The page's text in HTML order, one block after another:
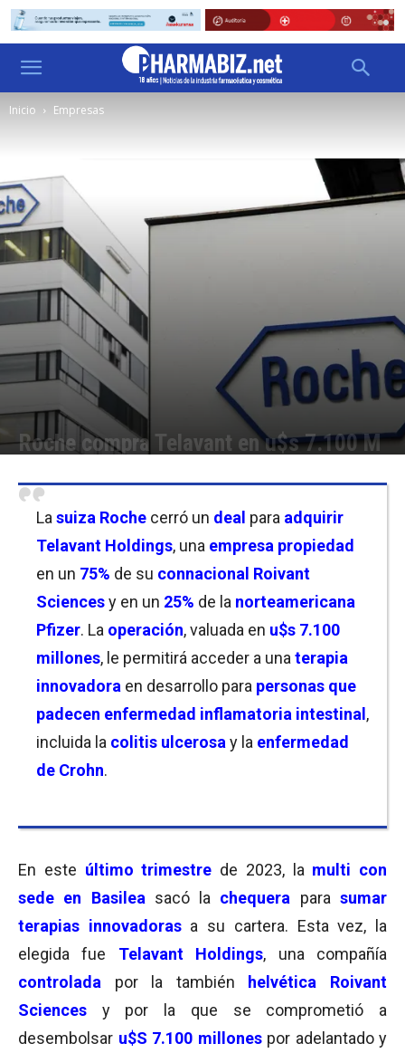
Inicio Empresas
Roche compra Telavant en u$s 7.100 M
La suiza Roche cerró un deal para adquirir
Telavant Holdings, una empresa propiedad
en un 75% de su connacional Roivant
Sciencesy en un 25% de la norteamericana
Pfizer. La operación, valuada en u$s 7.100
millones, le permitirá acceder a una terapia
innovadora en desarrollo para personas que
padecen enfermedad inflamatoria intestinal ,
incluida la colitis ulcerosa y la enfermedad
de Crohn.
En este último trimestre de 2023, la multi con
sede en Basilea sacó la chequera parasumar
terapias innovadoras a su cartera. Esta vez, la
elegida fue Telavant Holdings, una compañía
controlada por la también
helvética Roivant
Sciences y por la que se comprometió a
desembolsar u$S 7.100 millonespor adelantado y